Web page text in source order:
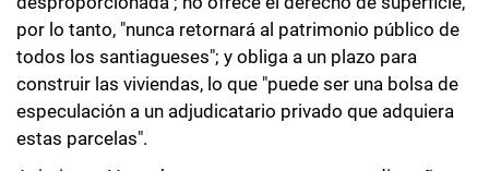
por lo tanto, "nunca retornará al patrimonio público de
todos los santiagueses"; y obliga a un plazo para
construir las viviendas, lo que "puede ser una bolsa de
especulación a un adjudicatario privado que adquiera
estas parcelas".